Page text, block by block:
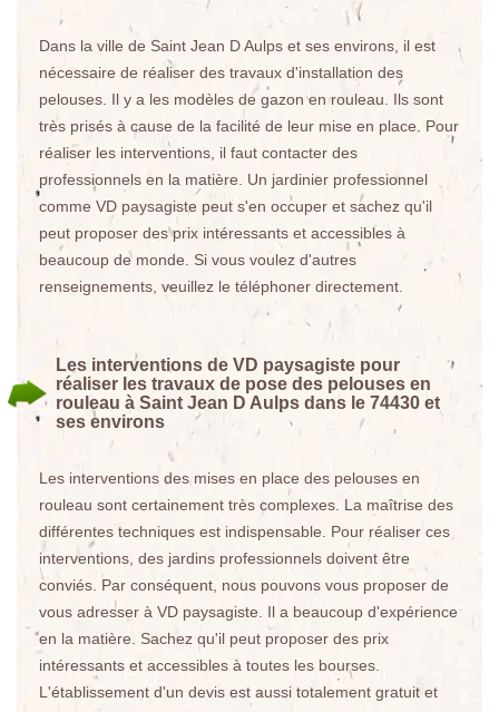
Dans la ville de Saint Jean D Aulps et ses environs, il est
nécessaire de réaliser des travaux d'installation des
pelouses. Il y a les modèles de gazon en rouleau. Ils sont
très prisés à cause de la facilité de leur mise en place. Pour
réaliser les interventions, il faut contacter des
professionnels en la matière. Un jardinier professionnel
comme VD paysagiste peut s'en occuper et sachez qu'il
peut proposer des prix intéressants et accessibles à
beaucoup de monde. Si vous voulez d'autres
renseignements, veuillez le téléphoner directement.
Les interventions de VD paysagiste pour
réaliser les travaux de pose des pelouses en
rouleau à Saint Jean D Aulps dans le 74430 et
ses environs
Les interventions des mises en place des pelouses en
rouleau sont certainement très complexes. La maîtrise des
différentes techniques est indispensable. Pour réaliser ces
interventions, des jardins professionnels doivent être
conviés. Par conséquent, nous pouvons vous proposer de
vous adresser à VD paysagiste. Il a beaucoup d'expérience
en la matière. Sachez qu'il peut proposer des prix
intéressants et accessibles à toutes les bourses.
L'établissement d'un devis est aussi totalement gratuit et